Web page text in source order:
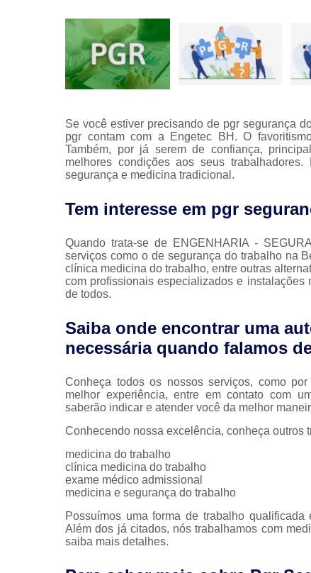
Se você estiver precisando de pgr segurança
pgr contam com a Engetec BH. O
Também, por já serem de confiança,
melhores condições aos seus
segurança e medicina tradicional.
Tem interesse em pgr
Quando trata-se de ENGENHARIA -
serviços como o de segurança do trabalho na
clínica medicina do trabalho, entre outras
com profissionais especializados e
de todos.
Saiba onde encontrar uma
necessária quando falamos
Conheça todos os nossos serviços, como
melhor experiência, entre em contato com
saberão indicar e atender você da melhor
Conhecendo nossa excelência, conheça outros
medicina do trabalho
clínica medicina do trabalho
exame médico admissional
medicina e segurança do trabalho
Possuímos uma forma de trabalho
Além dos já citados, nós trabalhamos com
saiba mais detalhes.